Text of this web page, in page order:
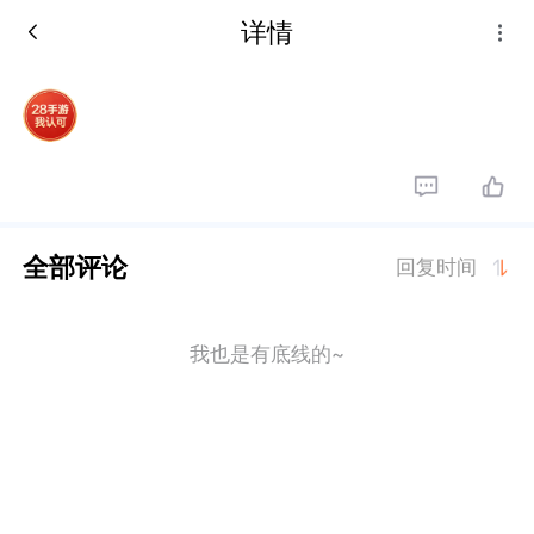
详情
全部评论 回复时间
我也是有底线的~